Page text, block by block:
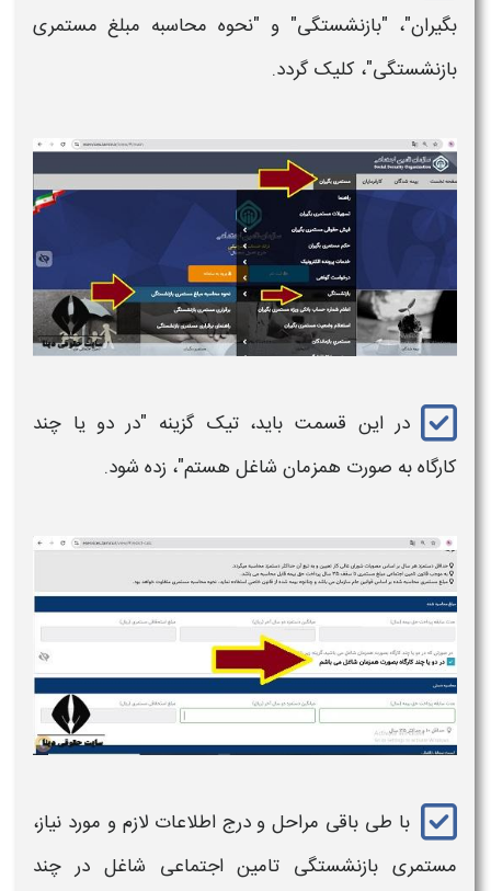
بگیران"، "بازنشستگی" و "نحوه محاسبه مبلغ مستمری
بازنشستگی"، کلیک گردد.
در این قسمت باید، تیک گزینه "در دو یا چند
کارگاهبه صورت همزمان شاغل هستم"، زده شود.
با طی باقی مراحل و درج اطلاعات لازم و مورد نیاز،
مستمری بازنشستگی تامین اجتماعی شاغل در چند